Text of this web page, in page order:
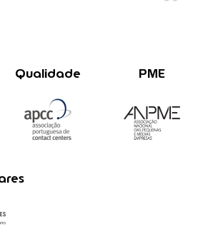
Qualidade PME